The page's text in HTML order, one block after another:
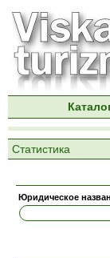
Статистика
Юридическое